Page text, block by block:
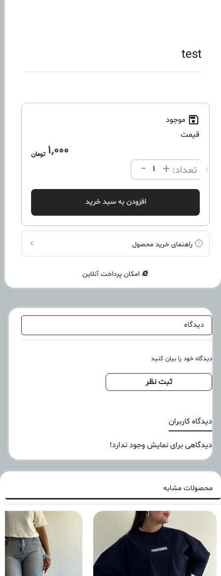
test
موجود
قیمت
1,000 تومان
تعداد: +
-
افزودن به سبد خرید
راهنمای خرید محصول
امکان پرداخت آنلاین
دیدگاه
دیدگاه خود را بیان کنید
ثبت نظر
دیدگاه کاربران
دیدگاهی برای نمایش وجود ندارد!
محصولات مشابه